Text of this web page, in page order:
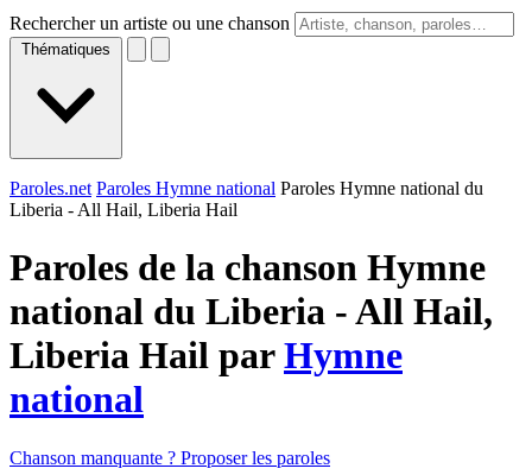
Rechercher un artiste ou une chanson
Thématiques
Paroles.net Paroles Hymne national Paroles Hymne national du
Liberia - All Hail, Liberia Hail
Paroles de la chanson Hymne
national du Liberia - All Hail,
Liberia Hail parHymne
national
Chanson manquante ? Proposer les paroles